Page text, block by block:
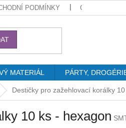
PODMÍNKY GDPR
MATERIÁL PÁRTY,
Destičky pro zažehlovací korálky
10 ks - hexagon